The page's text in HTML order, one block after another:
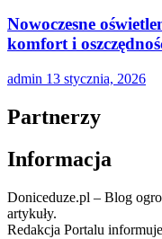
Nowoczesne
komfort i
admin 13 stycznia, 2026
Partnerzy
Informacja
Doniceduze.pl – Blog
artykuły.
Redakcja Portalu